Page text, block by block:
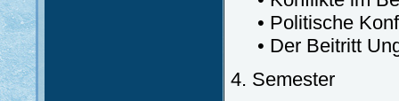
• Politische
• Der Beitritt
4. Semester